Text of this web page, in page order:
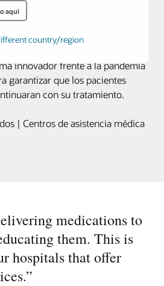
aquí
country/region
de medicamentos
la pandemia
en los Emiratos Árabes Unidos,
innovador frente a la pandemia
garantizar que los pacientes
con su tratamiento.
| Centros de asistencia médica
medications to
them. This is
hospitals that offer
”